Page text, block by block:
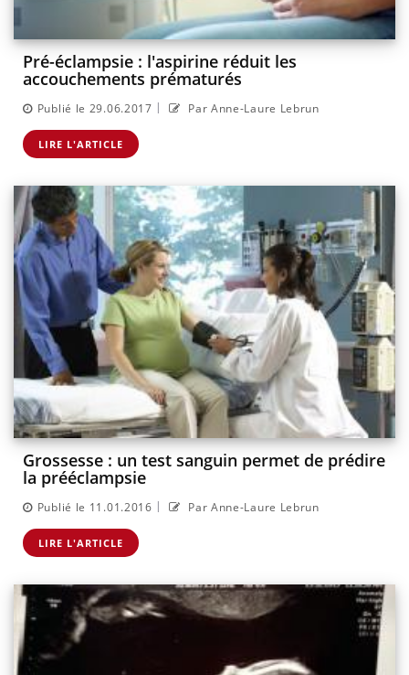
Pré-éclampsie : l'aspirine réduit les
accouchements prématurés
Publié le 29.06.2017 | Par Anne-Laure Lebrun
LIRE L'ARTICLE
Grossesse : un test sanguin permet de prédire
la prééclampsie
Publié le 11.01.2016 | Par Anne-Laure Lebrun
LIRE L'ARTICLE